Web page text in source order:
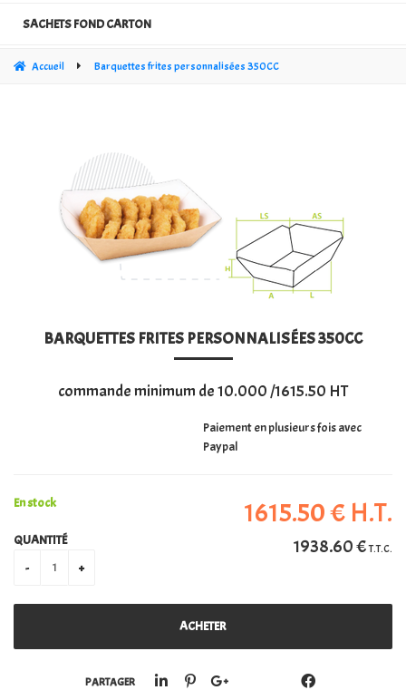
SACHETS FOND CARTON
CÔNE CRISTAL TRANSPARENT
SACS À FOND CARRÉ ÉPAIS 60MY
SACHETS STAND UP DOYPACKS
SACS SOUS VIDE 3-LAS
RUBANS NŒUDS ET FERMETURES DE SACS
Accueil Barquettes frites personnalisées 350CC
BARQUETTES FRITES PERSONNALISÉES 350CC
commande minimum de 10.000 /1615.50 HT
Paiement en plusieurs fois avec
Paypal
1615.50€ H.T.
1938.60€T.T.C.
En stock
QUANTITÉ
PARTAGER